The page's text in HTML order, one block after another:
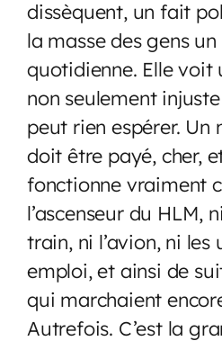
dissèquent, un fait
la masse des gens
quotidienne. Elle voit
non seulement
peut rien espérer.
doit être payé, cher,
fonctionne vraiment
l’ascenseur du HLM,
train, ni l’avion, ni les
emploi, et ainsi de
qui marchaient
Autrefois. C’est la